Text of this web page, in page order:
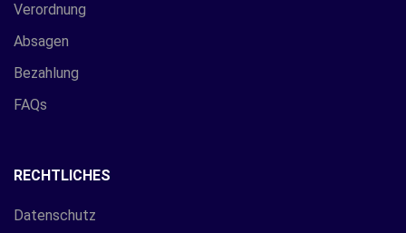
Verordnung
Absagen
Bezahlung
FAQs
RECHTLICHES
Datenschutz